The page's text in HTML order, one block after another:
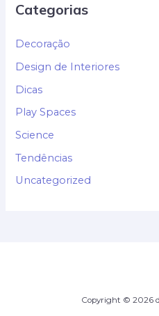
Categorias
Decoração
Design de Interiores
Dicas
Play Spaces
Science
Tendências
Uncategorized
Copyright © 2026